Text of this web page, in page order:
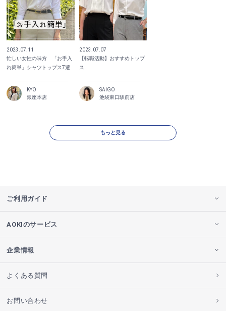
2023.07.11
忙しい女性の味方 「お手入
れ簡単」シャツトップス7選
KYO
銀座本店
2023.07.07
【転職活動】おすすめトップ
ス
SAIGO
池袋東口駅前店
もっと見る
ご利用ガイド
AOKIのサービス
企業情報
よくある質問
お問い合わせ